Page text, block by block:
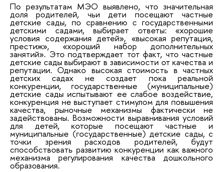
По результатам МЭО выявлено, что значительная
доля родителей, чьи дети посещают частные
детские сады, по сравнению с государственными
детскими садами, выбирает ответы: «хорошие
условия содержания детей», «высокая репутация,
престиж», «хороший набор дополнительных
занятий». Это подтверждает тот факт, что частные
детские сады выбирают в зависимости от качества и
репутации. Однако высокая стоимость в частных
детских садах не создает пока реальной
конкуренции, государственные (муниципальные)
детские сады испытывают ее слабое воздействие,
конкуренция не выступает стимулом для повышения
качества, рыночные механизмы фактически не
задействованы. Возможности выравнивания условий
для детей, которые посещают частные и
муниципальные (государственные) детские сады, с
точки зрения расходов родителей, будут
способствовать развитию конкуренции как важного
механизма регулирования качества дошкольного
образования.